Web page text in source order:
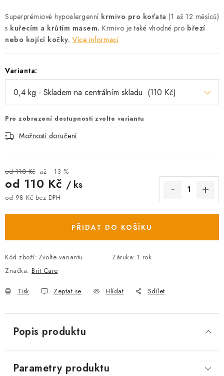
HODNOCENÍ OBCHODU
DOPRAVA PO OSTRAVĚ, HLUČÍNĚ A OKOLÍ
Kontakt
Obchodní podmínky
Zásady zpracování osobních údajů
Věrnostní slevy
Superprémiové hypoalergenní krmivo pro koťata (1 až 12 měsíců)
s kuřecím a krůtím masem. Krmivo je také vhodné pro březí
nebo kojící kočky. Více informací
Varianta:
Pro zobrazení dostupnosti zvolte variantu
Možnosti doručení
od 110 Kč až –13 %
od 110 Kč / ks
od 98 Kč bez DPH
PŘIDAT DO KOŠÍKU
Kód zboží: Zvolte variantu Záruka: 1 rok
Značka: Brit Care
Tisk Zeptat se Hlídat Sdílet
Popis produktu
Parametry produktu